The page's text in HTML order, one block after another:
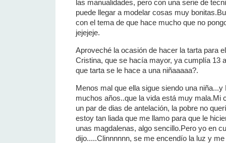
las manualidades, pero con una serie de
puede llegar a modelar cosas muy
con el tema de que hace mucho que no
jejejeje.
Aproveché la ocasión de hacer la tarta para
Cristina, que se hacía mayor, ya cumplía 13
que tarta se le hace a una niñaaaaa?.
Menos mal que ella sigue siendo una
muchos años..que la vida está muy mala.Mi
un par de dias de antelación, la pobre no
estoy tan liada que me llamo para que le
unas magdalenas, algo sencillo.Pero yo en
dijo.....Clinnnnnn, se me encendío la luz y